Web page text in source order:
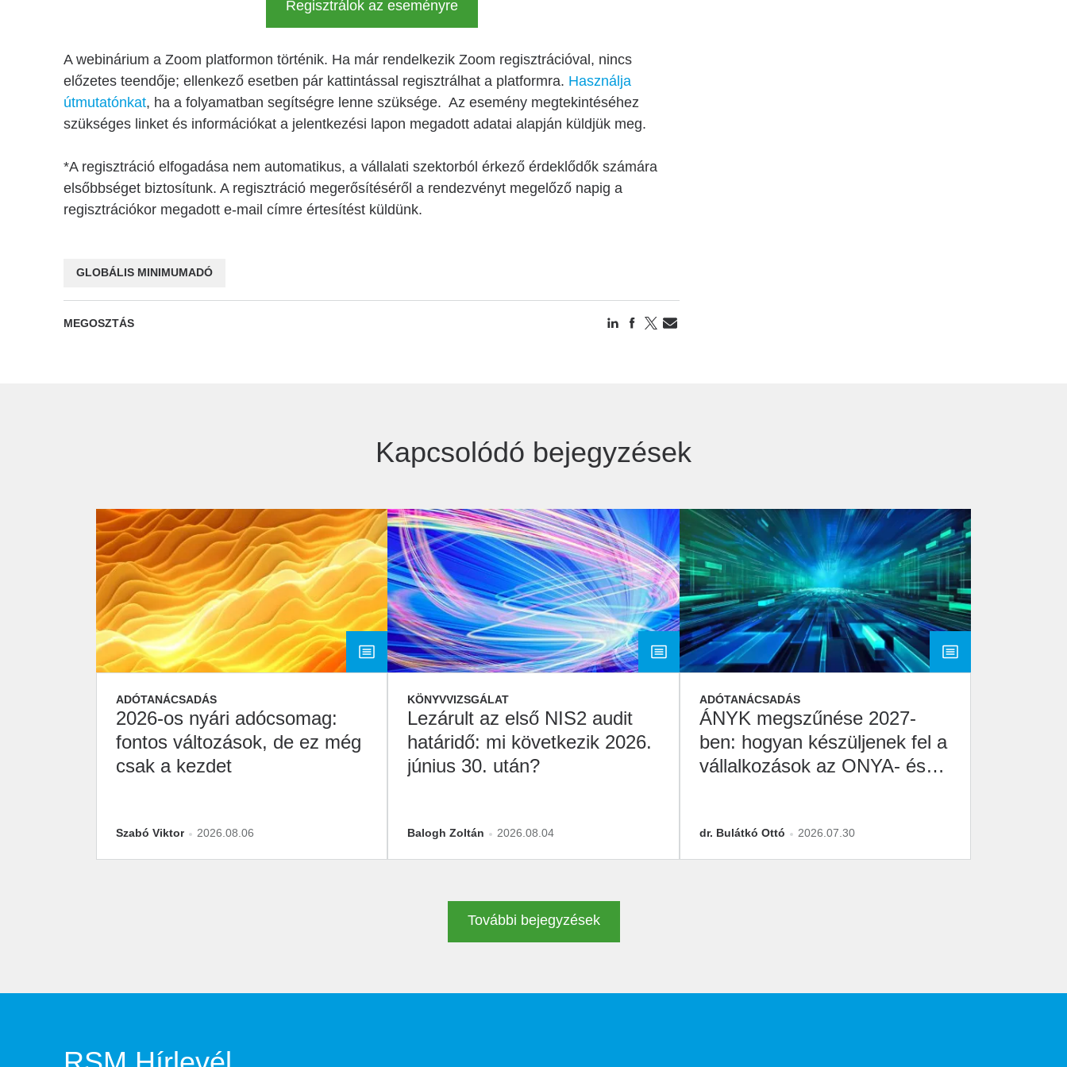
Regisztrálok az eseményre
A webinárium a Zoom platformon történik. Ha már rendelkezik Zoom regisztrációval, nincs
előzetes teendője; ellenkező esetben pár kattintással regisztrálhat a platformra. Használja
útmutatónkat, ha a folyamatban segítségre lenne szüksége. Az esemény megtekintéséhez
szükséges linket és információkat a jelentkezési lapon megadott adatai alapján küldjük meg.
*A regisztráció elfogadása nem automatikus, a vállalati szektorból érkező érdeklődők számára
elsőbbséget biztosítunk. A regisztráció megerősítéséről a rendezvényt megelőző napig a
regisztrációkor megadott e-mail címre értesítést küldünk.
GLOBÁLIS MINIMUMADÓ
MEGOSZTÁS
Kapcsolódó bejegyzések
ADÓTANÁCSADÁS
2026-os nyári adócsomag:
fontos változások, de ez még
csak a kezdet
Szabó Viktor 2026.08.06
KÖNYVVIZSGÁLAT
Lezárult az első NIS2 audit
határidő: mi következik 2026.
június 30. után?
Balogh Zoltán 2026.08.04
ADÓTANÁCSADÁS
ÁNYK megszűnése 2027-
ben: hogyan készüljenek fel a
vállalkozások az ONYA- és
dr. Bulátkó Ottó 2026.07.30
További bejegyzések